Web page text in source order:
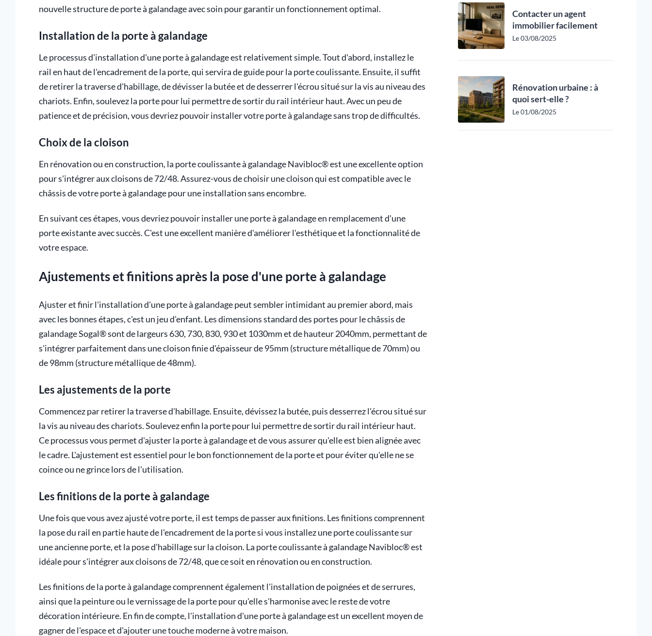
nouvelle structure de porte à galandage avec soin pour garantir un fonctionnement optimal.
Installation de la porte à galandage
Le processus d'installation d'une porte à galandage est relativement simple. Tout d'abord, installez le
rail en haut de l'encadrement de la porte, qui servira de guide pour la porte coulissante. Ensuite, il suffit
de retirer la traverse d'habillage, de dévisser la butée et de desserrer l'écrou situé sur la vis au niveau des
chariots. Enfin, soulevez la porte pour lui permettre de sortir du rail intérieur haut. Avec un peu de
patience et de précision, vous devriez pouvoir installer votre porte à galandage sans trop de difficultés.
Choix de la cloison
En rénovation ou en construction, la porte coulissante à galandage Navibloc® est une excellente option
pour s'intégrer aux cloisons de 72/48. Assurez-vous de choisir une cloison qui est compatible avec le
châssis de votre porte à galandage pour une installation sans encombre.
En suivant ces étapes, vous devriez pouvoir installer une porte à galandage en remplacement d'une
porte existante avec succès. C'est une excellent manière d'améliorer l'esthétique et la fonctionnalité de
votre espace.
Ajustements et finitions après la pose d'une porte à galandage
Ajuster et finir l'installation d'une porte à galandage peut sembler intimidant au premier abord, mais
avec les bonnes étapes, c'est un jeu d'enfant. Les dimensions standard des portes pour le châssis de
galandage Sogal® sont de largeurs 630, 730, 830, 930 et 1030mm et de hauteur 2040mm, permettant de
s'intégrer parfaitement dans une cloison finie d'épaisseur de 95mm (structure métallique de 70mm) ou
de 98mm (structure métallique de 48mm).
Les ajustements de la porte
Commencez par retirer la traverse d'habillage. Ensuite, dévissez la butée, puis desserrez l'écrou situé sur
la vis au niveau des chariots. Soulevez enfin la porte pour lui permettre de sortir du rail intérieur haut.
Ce processus vous permet d'ajuster la porte à galandage et de vous assurer qu'elle est bien alignée avec
le cadre. L'ajustement est essentiel pour le bon fonctionnement de la porte et pour éviter qu'elle ne se
coince ou ne grince lors de l'utilisation.
Les finitions de la porte à galandage
Une fois que vous avez ajusté votre porte, il est temps de passer aux finitions. Les finitions comprennent
la pose du rail en partie haute de l'encadrement de la porte si vous installez une porte coulissante sur
une ancienne porte, et la pose d'habillage sur la cloison. La porte coulissante à galandage Navibloc® est
idéale pour s'intégrer aux cloisons de 72/48, que ce soit en rénovation ou en construction.
Les finitions de la porte à galandage comprennent également l'installation de poignées et de serrures,
ainsi que la peinture ou le vernissage de la porte pour qu'elle s'harmonise avec le reste de votre
décoration intérieure. En fin de compte, l'installation d'une porte à galandage est un excellent moyen de
gagner de l'espace et d'ajouter une touche moderne à votre maison.
Contacter un agent
immobilier facilement
Le 03/08/2025
Rénovation urbaine : à
quoi sert-elle ?
Le 01/08/2025